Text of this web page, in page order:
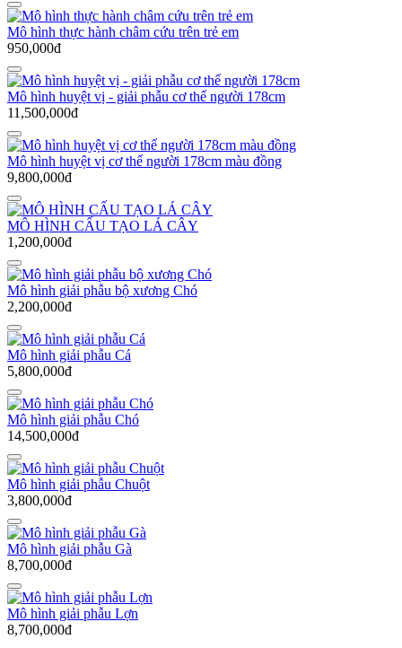
Mô hình thực hành châm cứu trên trẻ em
950,000đ
Mô hình huyệt vị - giải phẫu cơ thể người 178cm
11,500,000đ
Mô hình huyệt vị cơ thể người 178cm màu đồng
9,800,000đ
MÔ HÌNH CẤU TẠO LÁ CÂY
1,200,000đ
Mô hình giải phẫu bộ xương Chó
2,200,000đ
Mô hình giải phẫu Cá
5,800,000đ
Mô hình giải phẫu Chó
14,500,000đ
Mô hình giải phẫu Chuột
3,800,000đ
Mô hình giải phẫu Gà
8,700,000đ
Mô hình giải phẫu Lợn
8,700,000đ